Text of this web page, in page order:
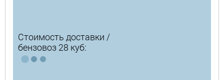
Стоимость доставки /
бензовоз 28 куб: